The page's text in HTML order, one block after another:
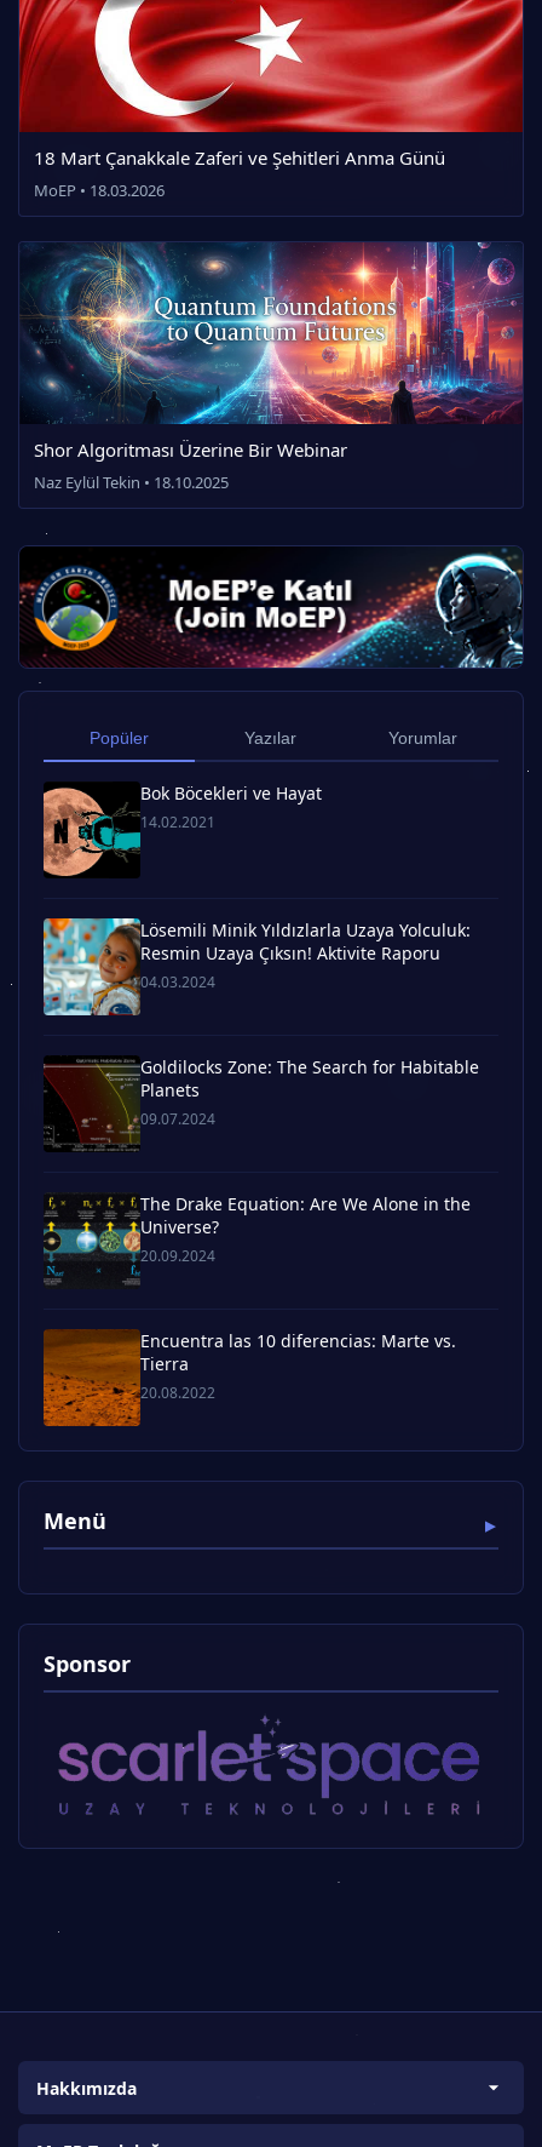
18 Mart Çanakkale Zaferi ve Şehitleri Anma Günü
MoEP • 18.03.2026
Shor Algoritması Üzerine Bir Webinar
Naz Eylül Tekin • 18.10.2025
Popüler Yazılar Yorumlar
Bok Böcekleri ve Hayat
14.02.2021
Lösemili Minik Yıldızlarla Uzaya Yolculuk:
Resmin Uzaya Çıksın! Aktivite Raporu
04.03.2024
Goldilocks Zone: The Search for Habitable
Planets
09.07.2024
The Drake Equation: Are We Alone in the
Universe?
20.09.2024
Encuentra las 10 diferencias: Marte vs.
Tierra
20.08.2022
Menü
Sponsor
Hakkımızda
Biz Kimiz?